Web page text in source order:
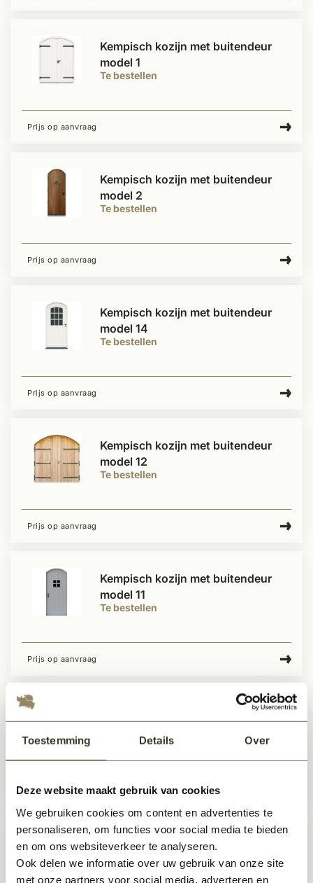
Toestemming Details Over
Deze website maakt gebruik van cookies
We gebruiken cookies om content en advertenties te
personaliseren, om functies voor social media te bieden
en om ons websiteverkeer te analyseren.
Ook delen we informatie over uw gebruik van onze site
met onze partners voor social media, adverteren en
Te bestellen
Kempisch kozijn met buitendeur
model 1
Prijs op aanvraag
Te bestellen
Kempisch kozijn met buitendeur
model 2
Prijs op aanvraag
Te bestellen
Kempisch kozijn met buitendeur
model 14
Prijs op aanvraag
Te bestellen
Kempisch kozijn met buitendeur
model 12
Prijs op aanvraag
Te bestellen
Kempisch kozijn met buitendeur
model 11
Prijs op aanvraag
Te bestellen
Kempisch kozijn met buitendeur
Prijs op aanvraag
Te bestellen
Kempisch kozijn met buitendeur
model 4